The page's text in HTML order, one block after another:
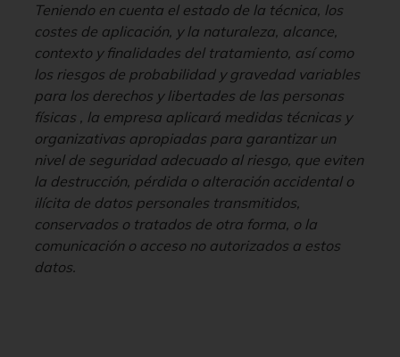
Teniendo en cuenta el estado de la técnica, los
costes de aplicación, y la naturaleza, alcance,
contexto y finalidades del tratamiento, así como
los riesgos de probabilidad y gravedad variables
para los derechos y libertades de las personas
físicas , la empresa aplicará medidas técnicas y
organizativas apropiadas para garantizar un
nivel de seguridad adecuado al riesgo, que eviten
la destrucción, pérdida o alteración accidental o
ilícita de datos personales transmitidos,
conservados o tratados de otra forma, o la
comunicación o acceso no autorizados a estos
datos.